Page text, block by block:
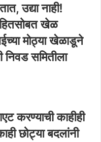
उद्या नाही!
खेळ
मोठ्या खेळाडूने
समितीला
करण्याची काहीही
छोट्या बदलांनी